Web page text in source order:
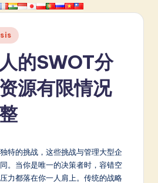
的SWOT分
源有限情况
特的挑战，这些挑战与管理大型企
。当你是唯一的决策者时，容错空
力都落在你一人肩上。传统的战略